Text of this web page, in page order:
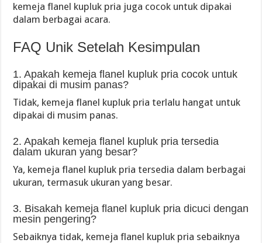
kemeja flanel kupluk pria juga cocok untuk dipakai
dalam berbagai acara.
FAQ Unik Setelah Kesimpulan
1. Apakah kemeja flanel kupluk pria cocok untuk
dipakai di musim panas?
Tidak, kemeja flanel kupluk pria terlalu hangat untuk
dipakai di musim panas.
2. Apakah kemeja flanel kupluk pria tersedia
dalam ukuran yang besar?
Ya, kemeja flanel kupluk pria tersedia dalam berbagai
ukuran, termasuk ukuran yang besar.
3. Bisakah kemeja flanel kupluk pria dicuci dengan
mesin pengering?
Sebaiknya tidak, kemeja flanel kupluk pria sebaiknya